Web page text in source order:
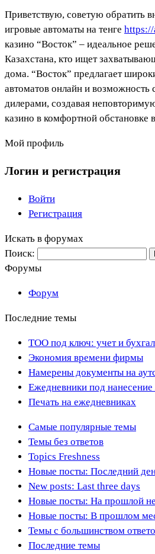
Приветствую, советую обратить
игровые автоматы на тенге
казино “Восток” – идеальное
Казахстана, кто ищет
дома. “Восток” предлагает
автоматов онлайн и возможность
дилерами, создавая
казино в комфортной обстановке
Мой профиль
Логин и регистрация
Войти
Регистрация
Искать в форумах
Поиск:
Форумы
Форум
Последние темы
ТОО под ключ: учет и
Экономия времени фирмы
Намерены документы на
Ежедневники под нанесение
Печать на ежедневниках
Самые популярные темы
Темы без ответов
Topics Freshness
Новые посты: Последний
New posts: Last three days
Новые посты: На прошлой
Новые посты: В прошлом
Темы с большинством
Последние темы